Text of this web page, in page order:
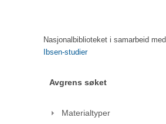
Nasjonalbiblioteket i samarbeid med
Ibsen-studier
Avgrens søket
Materialtyper